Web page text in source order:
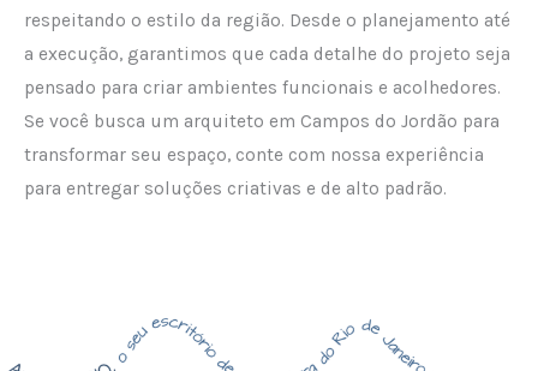
respeitando o estilo da região. Desde o planejamento até
a execução, garantimos que cada detalhe do projeto seja
pensado para criar ambientes funcionais e acolhedores.
Se você busca um arquiteto em Campos do Jordão para
transformar seu espaço, conte com nossa experiência
para entregar soluções criativas e de alto padrão.